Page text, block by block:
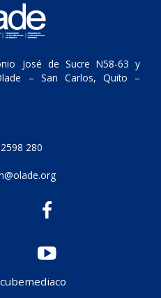
José de Sucre N58-63 y
– San Carlos, Quito –
280